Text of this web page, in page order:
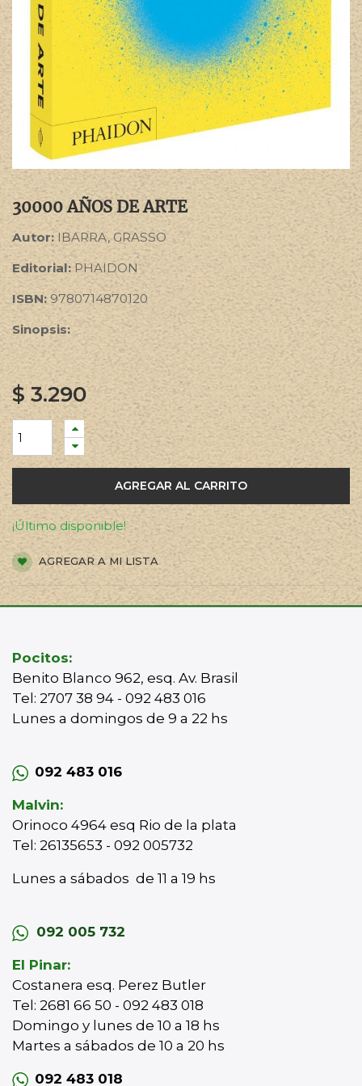
30000 AÑOS DE ARTE
Autor: IBARRA, GRASSO
Editorial: PHAIDON
ISBN: 9780714870120
Sinopsis:
$ 3.290
AGREGAR AL CARRITO
¡Último disponible!
AGREGAR A MI LISTA
Pocitos:
Benito Blanco 962, esq. Av. Brasil
Tel: 2707 38 94 - 092 483 016
Lunes a domingos de 9 a 22 hs
092 483 016
Malvin:
Orinoco 4964 esq Rio de la plata
Tel: 26135653 - 092 005732
Lunes a sábados de 11 a 19 hs
092 005 732
El Pinar:
Costanera esq. Perez Butler
Tel: 2681 66 50 - 092 483 018
Domingo y lunes de 10 a 18 hs
Martes a sábados de 10 a 20 hs
092 483 018